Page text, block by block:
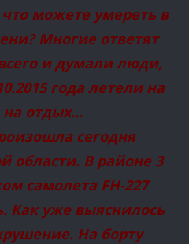
можете умереть в
Многие ответят
и думали люди,
года летели на
отдых...
сегодня
области. В районе 3
самолета FH-227
Как уже выяснилось
На борту